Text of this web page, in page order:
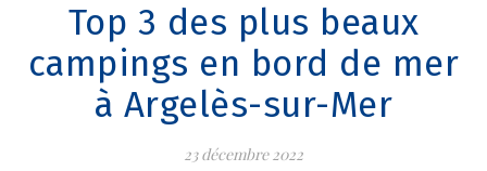
Top 3 des plus beaux
campings en bord de mer
à Argelès-sur-Mer
23 décembre 2022